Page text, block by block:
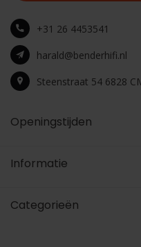
+31 26 4453541
harald@benderhifi.nl
Steenstraat 54 6828
Openingstijden
Informatie
Categorieën